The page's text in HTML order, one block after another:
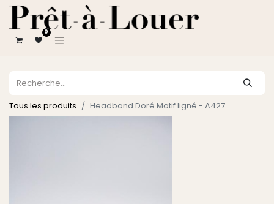
0
Tous les produits Headband Doré Motif ligné - A427